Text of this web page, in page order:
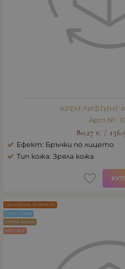
КРЕМ ЛИФТИНГ
Арт.№:
80.27 € /
Ефект: Бръчки по лицето
Тип кожа: Зряла кожа
ОБНОВЕНА ФОРМУЛА
СУХА КОЖА
ЗРЯЛА КОЖА
ANTI AGE